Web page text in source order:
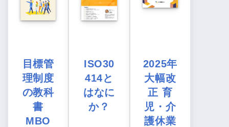
目標管
理制度
の教科
書
MBO
ISO30
414と
はなに
か？
2025年
大幅改
正 育
児・介
護休業